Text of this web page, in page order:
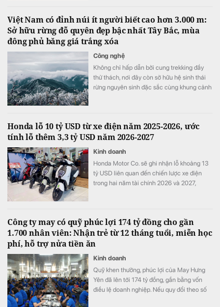
Việt Nam có đỉnh núi ít người biết cao hơn 3.000 m:
Sở hữu rừng đỗ quyên đẹp bậc nhất Tây Bắc, mùa
đông phủ băng giá trắng xóa
Công nghệ
Không chỉ hấp dẫn bởi cung trekking đầy
thử thách, nơi đây còn sở hữu hệ sinh thái
rừng nguyên sinh đặc sắc cùng khung cảnh
Honda lỗ 10 tỷ USD từ xe điện năm 2025-2026, ước
tính lỗ thêm 3,3 tỷ USD năm 2026-2027
Kinh doanh
Honda Motor Co. sẽ ghi nhận lỗ khoảng 13
tỷ USD liên quan đến chiến lược xe điện
trong hai năm tài chính 2026 và 2027,
Công ty may có quỹ phúc lợi 174 tỷ đồng cho gần
1.700 nhân viên: Nhận trẻ từ 12 tháng tuổi, miễn học
phí, hỗ trợ nửa tiền ăn
Kinh doanh
Quỹ khen thưởng, phúc lợi của May Hưng
Yên đã lên tới 174 tỷ đồng, gần bằng vốn
điều lệ doanh nghiệp. Nếu quy đổi theo số